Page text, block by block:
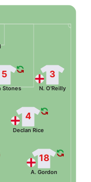
3
N. O'Reilly
5
Stones
4
Declan Rice
18
A. Gordon